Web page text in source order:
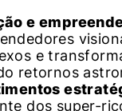
e
e
retornos
dos super-